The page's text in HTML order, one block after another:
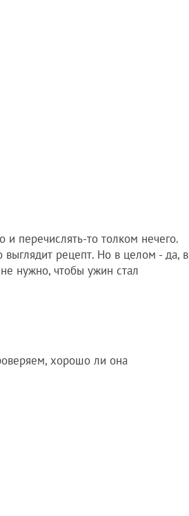
и перечислять-то толком нечего.
рецепт. Но в целом - да, в
нужно, чтобы ужин стал
хорошо ли она